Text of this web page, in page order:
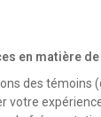
//
en matière
des témoins
votre